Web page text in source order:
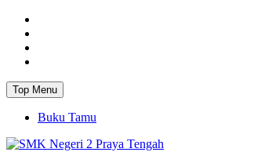
Top Menu
Buku Tamu